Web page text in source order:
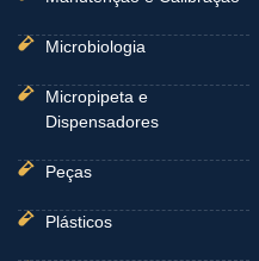
Microbiologia
Micropipeta e
Dispensadores
Peças
Plásticos